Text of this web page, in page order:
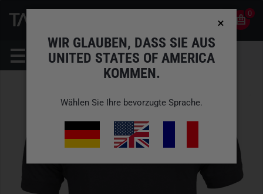
0
WIR GLAUBEN, DASS SIE AUS
UNITED STATES OF AMERICA
KOMMEN.
Wählen Sie Ihre bevorzugte Sprache.